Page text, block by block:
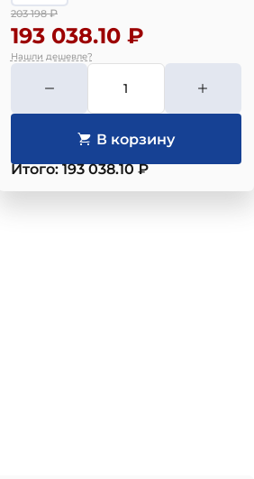
203 198₽
193 038.10 ₽
Нашли дешевле?
Итого: 193 038.10 ₽